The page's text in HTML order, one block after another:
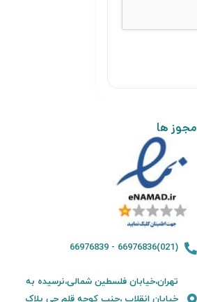
مجوز ها
(021)66976836 - 66976839
تهران،خیابان فلسطین شمالی،نرسیده به
خیابان انقلاب ،جنب کوچه قلم چی پلاک